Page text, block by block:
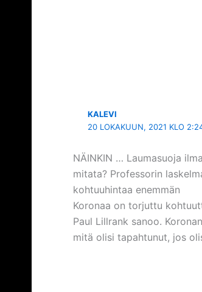
KALEVI
20 LOKAKUUN, 2021 KLO
NÄINKIN … Laumasuoja
mitata? Professorin
kohtuuhintaa enemmän
Koronaa on torjuttu
Paul Lillrank sanoo.
mitä olisi tapahtunut, jos